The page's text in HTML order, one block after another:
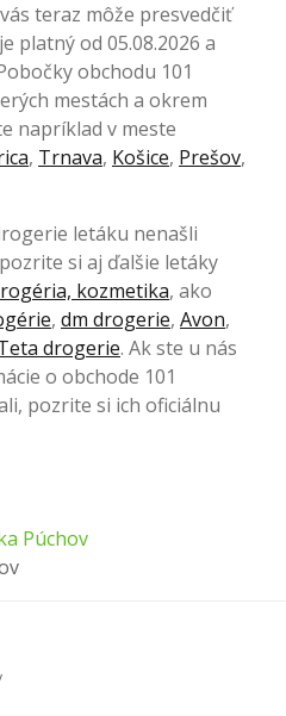
teraz môže presvedčiť
platný od 05.08.2026 a
obchodu 101
mestách a okrem
napríklad v meste
, Trnava, Košice, Prešov,
letáku nenašli
si aj ďalšie letáky
kozmetika, ako
, dm drogerie, Avon,
drogerie. Ak ste u nás
o obchode 101
pozrite si ich oficiálnu
Púchov